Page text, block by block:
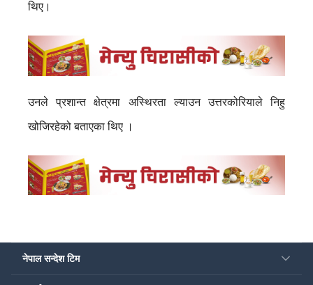
थिए।
उनले प्रशान्त क्षेत्रमा अस्थिरता ल्याउन उत्तरकोरियाले निहु
खोजिरहेको बताएका थिए ।
नेपाल सन्देश टिम